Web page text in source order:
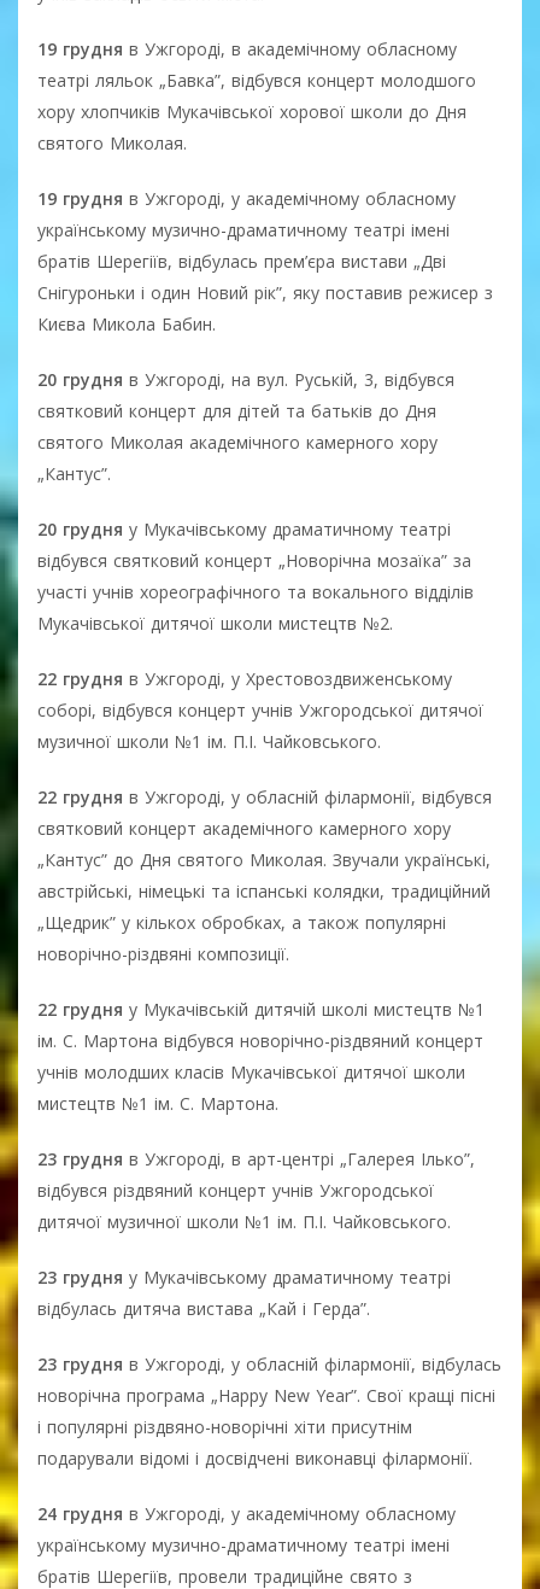
19 грудня в Ужгороді, в академічному обласному
театрі ляльок „Бавка”, відбувся концерт молодшого
хору хлопчиків Мукачівської хорової школи до Дня
святого Миколая.
19 грудня в Ужгороді, у академічному обласному
українському музично-драматичному театрі імені
братів Шерегіїв, відбулась прем’єра вистави „Дві
Снігуроньки і один Новий рік”, яку поставив режисер з
Києва Микола Бабин.
20 грудня в Ужгороді, на вул. Руській, 3, відбувся
святковий концерт для дітей та батьків до Дня
святого Миколая академічного камерного хору
„Кантус”.
20 грудня у Мукачівському драматичному театрі
відбувся святковий концерт „Новорічна мозаїка” за
участі учнів хореографічного та вокального відділів
Мукачівської дитячої школи мистецтв №2.
22 грудня в Ужгороді, у Хрестовоздвиженському
соборі, відбувся концерт учнів Ужгородської дитячої
музичної школи №1 ім. П.І. Чайковського.
22 грудня в Ужгороді, у обласній філармонії, відбувся
святковий концерт академічного камерного хору
„Кантус” до Дня святого Миколая. Звучали українські,
австрійські, німецькі та іспанські колядки, традиційний
„Щедрик” у кількох обробках, а також популярні
новорічно-різдвяні композиції.
22 грудня у Мукачівській дитячій школі мистецтв №1
ім. С. Мартона відбувся новорічно-різдвяний концерт
учнів молодших класів Мукачівської дитячої школи
мистецтв №1 ім. С. Мартона.
23 грудня в Ужгороді, в арт-центрі „Галерея Ілько”,
відбувся різдвяний концерт учнів Ужгородської
дитячої музичної школи №1 ім. П.І. Чайковського.
23 грудня у Мукачівському драматичному театрі
відбулась дитяча вистава „Кай і Герда”.
23 грудня в Ужгороді, у обласній філармонії, відбулась
новорічна програма „Happy New Year”. Cвої кращі пісні
і популярні різдвяно-новорічні хіти присутнім
подарували відомі і досвідчені виконавці філармонії.
24 грудня в Ужгороді, у академічному обласному
українському музично-драматичному театрі імені
братів Шерегіїв, провели традиційне свято з